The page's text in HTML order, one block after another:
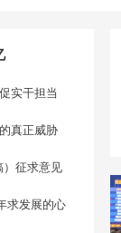
实干担当
真正威胁
）征求意见
求发展的心